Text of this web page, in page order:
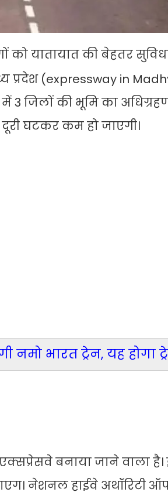
को यातायात की बेहतर
(expressway in
3 जिलों की भूमि का
घटकर कम हो जाएगी।
नमो भारत ट्रेन, यह होगा
बनाया जाने वाला है।
नेशनल हाईवे अथॉरिटी